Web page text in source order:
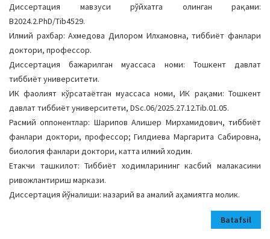
Диссертация мавзуси рўйхатга олинган рақами:
В2024.2.PhD/Tib4529.
Илмий рахбар: Ахмедова Дилором Илхамовна, тиббиёт фанлари
доктори, профессор.
Диссертация бажарилган муассаса номи: Тошкент давлат
тиббиёт университети.
ИК фаолият кўрсатаётган муассаса номи, ИК рақами: Тошкент
давлат тиббиёт университети, DSc.06/2025.27.12.Tib.01.05.
Расмий оппонентлар: Шарипов Алишер Мирхамидович, тиббиёт
фанлари доктори, профессор; Гилдиева Маргарита Сабировна,
биология фанлари доктори, катта илмий ходим.
Етакчи ташкилот: Тиббиёт ходимларининг касбий малакасини
ривожлантириш маркази.
Диссертация йўналиши: назарий ва амалий аҳамиятга молик.
Batafsil